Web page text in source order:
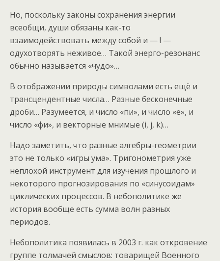
Но, поскольку законы сохранения энергии
всеобщи, души обязаны как-то
взаимодействовать между собой и — ! —
одухотворять неживое… Такой энерго-резонанс
обычно называется «чудо»…
В отображении природы символами есть ещё и
трансцендентные числа… Разные бесконечные
дроби… Разумеется, и число «пи», и число «е», и
число «фи», и векторные мнимые (i, j, k)…
Надо заметить, что разные алгебры-геометрии
это не только «игры ума». Тригонометрия уже
неплохой инструмент для изучения прошлого и
некоторого прогнозирования по «синусоидам»
циклических процессов. В небополитике же
история вообще есть сумма волн разных
периодов.
Небополитика появилась в 2003 г. как откровение
группе толмачей смыслов: товарищей Военного